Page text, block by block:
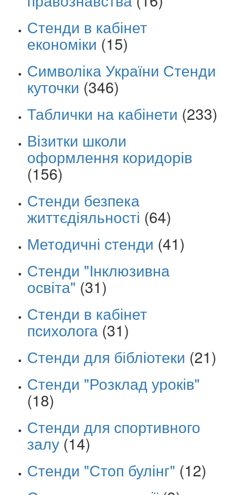
Стенди в кабінет
економіки (15)
Символіка України Стенди
куточки (346)
Таблички на кабінети (233)
Візитки школи
оформлення коридорів
(156)
Стенди безпека
життєдіяльності (64)
Методичні стенди (41)
Стенди "Інклюзивна
освіта" (31)
Стенди в кабінет
психолога (31)
Стенди для бібліотеки (21)
Стенди "Розклад уроків"
(18)
Стенди для спортивного
залу(14)
Стенди "Стоп булінг" (12)